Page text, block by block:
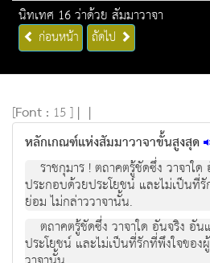
นิทเทศ 16 ว่าด้วย สัมมาวาจา
ก่อนหน้า ถัดไป
[Font : 15 ] | |
หลักเกณฑ์แห่งสัมมาวาจาขั้นสูงสุด
ราชกุมาร ! ตถาคตรู้ชัดซึ่ง วาจาใ
ประกอบด้วยประโยชน์ และไม่เป็นที่
ย่อม ไม่กล่าววาจานั้น.
ตถาคตรู้ชัดซึ่ง วาจาใด อันจริง อั
ประโยชน์ และไม่เป็นที่รักที่พึงใจขอ